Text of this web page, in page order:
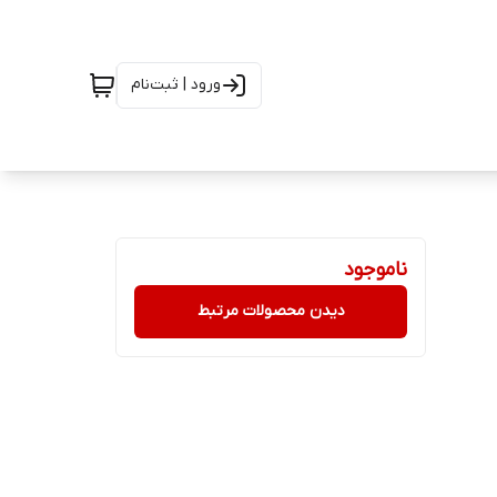
ورود | ثبت‌نام
ناموجود
دیدن محصولات مرتبط